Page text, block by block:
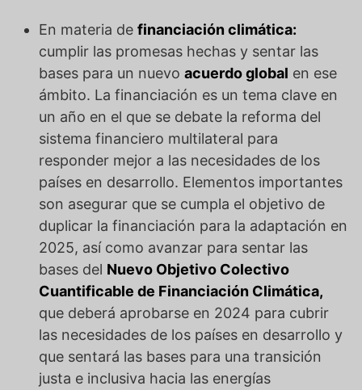
En materia de financiación climática:
cumplir las promesas hechas y sentar las
bases para un nuevo acuerdo global en ese
ámbito. La financiación es un tema clave en
un año en el que se debate la reforma del
sistema financiero multilateral para
responder mejor a las necesidades de los
países en desarrollo. Elementos importantes
son asegurar que se cumpla el objetivo de
duplicar la financiación para la adaptación en
2025, así como avanzar para sentar las
bases del Nuevo Objetivo Colectivo
Cuantificable de Financiación Climática,
que deberá aprobarse en 2024 para cubrir
las necesidades de los países en desarrollo y
que sentará las bases para una transición
justa e inclusiva hacia las energías